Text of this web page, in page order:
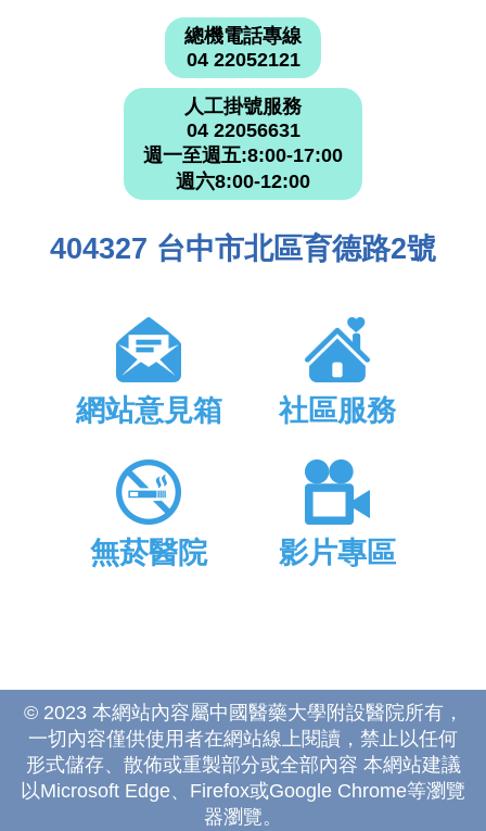
總機電話專線
04 22052121
人工掛號服務
04 22056631
週一至週五:8:00-17:00
週六8:00-12:00
404327 台中市北區育德路2號
網站意見箱 社區服務
無菸醫院 影片專區
© 2023 本網站內容屬中國醫藥大學附設醫院所有，
一切內容僅供使用者在網站線上閱讀，禁止以任何
形式儲存、散佈或重製部分或全部內容 本網站建議
以Microsoft Edge、Firefox或Google Chrome等瀏覽
器瀏覽。